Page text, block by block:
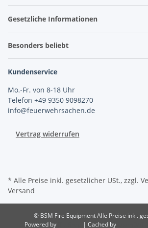
Gesetzliche Informationen
Besonders beliebt
Kundenservice
Mo.-Fr. von 8-18 Uhr
Telefon +49 9350 9098270
info@feuerwehrsachen.de
Vertrag widerrufen
* Alle Preise inkl. gesetzlicher USt., zzgl.
Versand
© BSM Fire EquipmentAlle Preise inkl.
Powered by
| Cached by